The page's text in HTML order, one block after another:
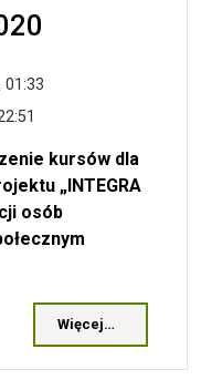
01:33
kursów dla
„INTEGRA
osób
Więcej…